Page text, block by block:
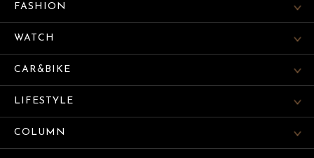
FASHION
WATCH
CAR&BIKE
LIFESTYLE
COLUMN